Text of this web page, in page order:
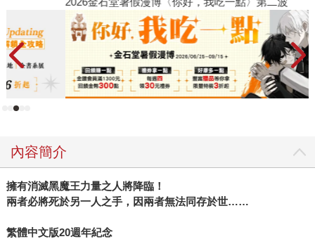
銀
內容簡介
擁有消滅黑魔王力量之人將降臨！
兩者必將死於另一人之手，因兩者無法同存於世……
繁體中文版20週年紀念